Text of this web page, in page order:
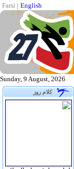
Farsi | English
Sunday, 9 August, 2026
کلام روز